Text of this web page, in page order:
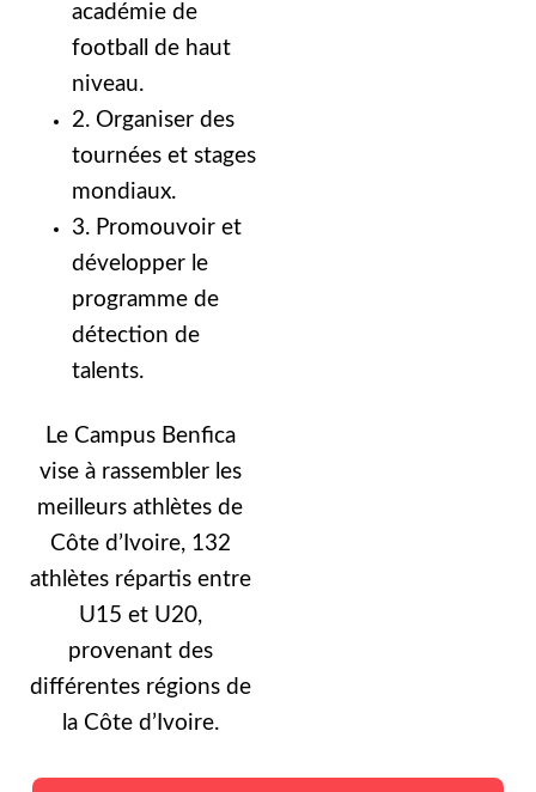
académie de
football de haut
niveau.
2. Organiser des
tournées et stages
mondiaux.
3. Promouvoir et
développer le
programme de
détection de
talents.
Le Campus Benfica
vise à rassembler les
meilleurs athlètes de
Côte d’Ivoire, 132
athlètes répartis entre
U15 et U20,
provenant des
différentes régions de
la Côte d’Ivoire.